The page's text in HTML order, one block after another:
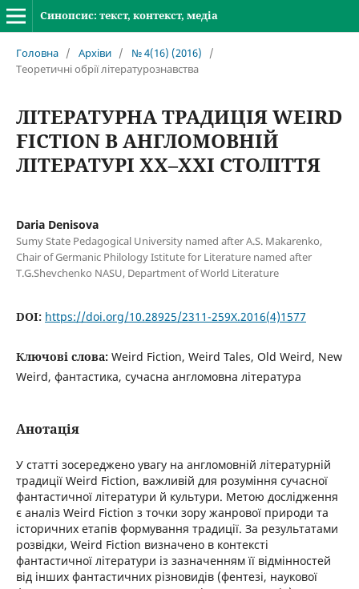
Синопсис: текст, контекст, медіа
Головна / Архіви / № 4(16) (2016)
/
Теоретичні обрії літературознавства
ЛІТЕРАТУРНА ТРАДИЦІЯ WEIRD
FICTION В АНГЛОМОВНІЙ
ЛІТЕРАТУРІ ХХ–ХХІ СТОЛІТТЯ
Daria Denisova
Sumy State Pedagogical University named after A.S. Makarenko,
Chair of Germanic Philology Istitute for Literature named after
T.G.Shevchenko NASU, Department of World Literature
DOI: https://doi.org/10.28925/2311-259X.2016(4)1577
Ключові слова: Weird Fiction, Weird Tales, Old Weird, New
Weird, фантастика, сучасна англомовна література
Анотація
У статті зосереджено увагу на англомовній літературній
традиції Weird Fiction, важливій для розуміння сучасної
фантастичної літератури й культури. Метою дослідження
є аналіз Weird Fiction з точки зору жанрової природи та
історичних етапів формування традиції. За результатами
розвідки, Weird Fiction визначено в контексті
фантастичної літератури із зазначенням її відмінностей
від інших фантастичних різновидів (фентезі, наукової